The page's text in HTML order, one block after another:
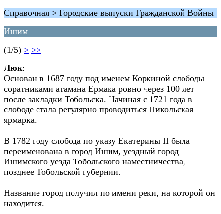
Справочная > Городские выпуски Гражданской Войны
Ишим
(1/5) > >>
Люк:
Основан в 1687 году под именем Коркиной слободы
соратниками атамана Ермака ровно через 100 лет
после закладки Тобольска. Начиная с 1721 года в
слободе стала регулярно проводиться Никольская
ярмарка.
В 1782 году слобода по указу Екатерины II была
переименована в город Ишим, уездный город
Ишимского уезда Тобольского наместничества,
позднее Тобольской губернии.
Название город получил по имени реки, на которой он
находится.